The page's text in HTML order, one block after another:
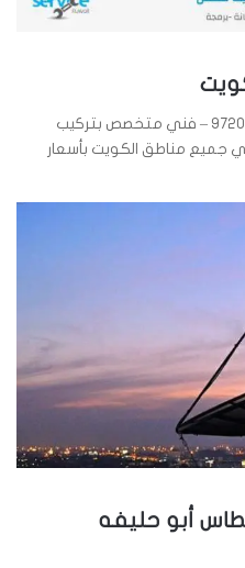
رقم متخصص ستالايت الكويت 97200208 – فني متخصص بتركيب
جميع مناطق الكويت بأسعار
أبو حليفه